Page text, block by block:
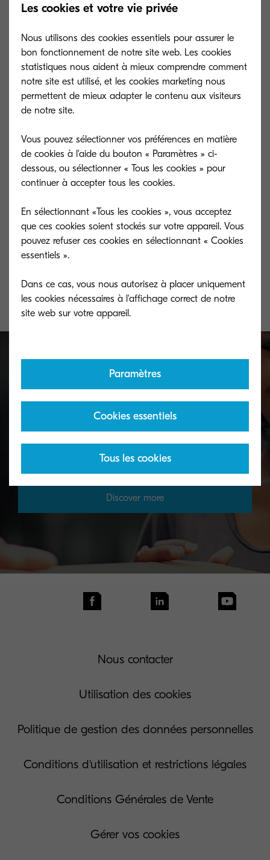
Related products
TK-5135M
Magenta toner yield 5,000 pages in
TK-5135Y
Toner take-back service
KYOCERA's toner recycling programme allows
Discover more
Nous contacter
Utilisation des cookies
Politique de gestion des données personnelles
Conditions d'utilisation et restrictions légales
Conditions Générales de Vente
Gérer vos cookies
Les cookies et votre vie privée
Nous utilisons des cookies essentiels pour assurer le
bon fonctionnement de notre site web. Les cookies
statistiques nous aident à mieux comprendre comment
notre site est utilisé, et les cookies marketing nous
permettent de mieux adapter le contenu aux visiteurs
de notre site.
Vous pouvez sélectionner vos préférences en matière
de cookies à l'aide du bouton « Paramètres » ci-
dessous, ou sélectionner « Tous les cookies » pour
continuer à accepter tous les cookies.
En sélectionnant «Tous les cookies », vous acceptez
que ces cookies soient stockés sur votre appareil. Vous
pouvez refuser ces cookies en sélectionnant « Cookies
essentiels ».
Dans ce cas, vous nous autorisez à placer uniquement
les cookies nécessaires à l'affichage correct de notre
Paramètres
Cookies essentiels
Tous les cookies